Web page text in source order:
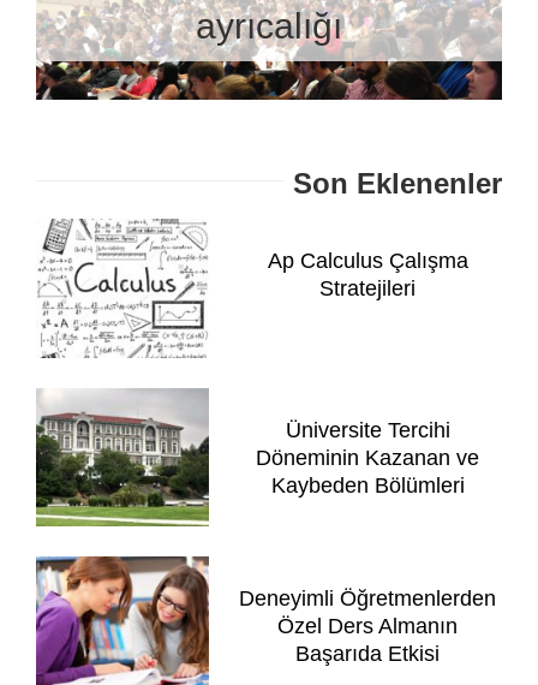
ayrıcalığı
Son Eklenenler
Ap Calculus Çalışma
Stratejileri
Üniversite Tercihi
Döneminin Kazanan ve
Kaybeden Bölümleri
Deneyimli Öğretmenlerden
Özel Ders Almanın
Başarıda Etkisi